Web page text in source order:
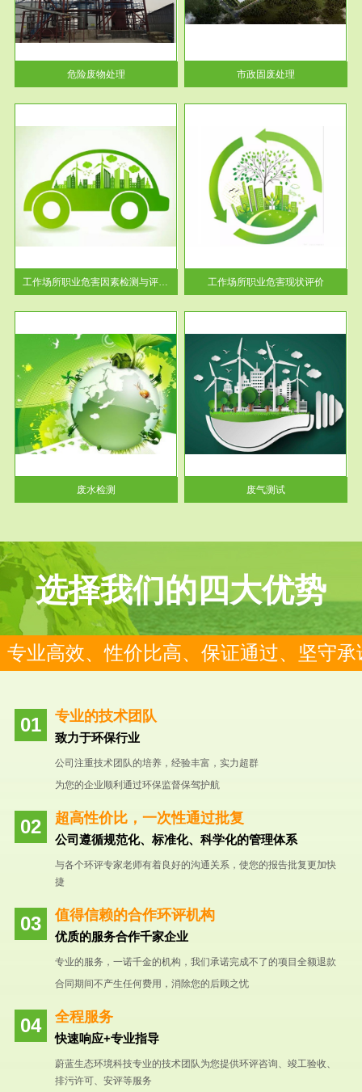
危险废物处理
蔚蓝生态环境科技所从事的市政
废物处理业务包括市政废物的处
理处...
市政固废处理
工作场所职业危害因素检测与评价...
服务范围
工作场所职业危害现状评价
【现状评价意义】：具体因素---
-通过质谱分析等多种手段明确
工作场...
工作场所职业危害现状评价
废水检测
服务范围
废气测试
检测范围工业废气检测包括有机
废气和无机废气。有机废气主要
包括...
废气测试
选择我们的四大优势
专业高效、性价比高、保证通过、坚守承
专业的技术团队
致力于环保行业
公司注重技术团队的培养，经验丰富，实力超群
为您的企业顺利通过环保监督保驾护航
超高性价比，一次性通过批复
公司遵循规范化、标准化、科学化的管理体系
与各个环评专家老师有着良好的沟通关系，使您的报告批复更加快
捷
值得信赖的合作环评机构
优质的服务合作千家企业
专业的服务，一诺千金的机构，我们承诺完成不了的项目全额退款
合同期间不产生任何费用，消除您的后顾之忧
全程服务
快速响应+专业指导
蔚蓝生态环境科技专业的技术团队为您提供环评咨询、竣工验收、
排污许可、安评等服务